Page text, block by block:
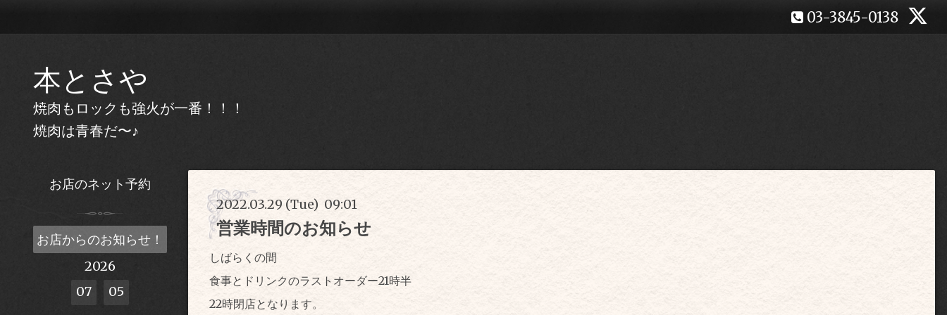
03-3845-0138
本とさや
焼肉もロックも強火が一番！！！
焼肉は青春だ〜♪
2022.03.29 (Tue) 09:01
営業時間のお知らせ
しばらくの間
食事とドリンクのラストオーダー21時半
22時閉店となります。
お店のネット予約
お店からのお知らせ！
2026
07
05